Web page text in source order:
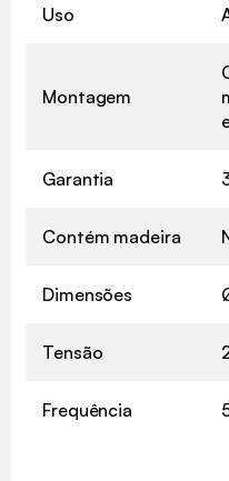
Uso
Montagem
Garantia
Contém madeira
Dimensões
Tensão
Frequência